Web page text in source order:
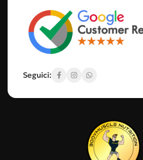
Seguici: